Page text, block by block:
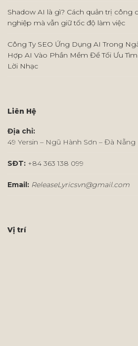
Shadow AI là gì? Cách quản trị công
nghiệp mà vẫn giữ tốc độ làm việc
Công Ty SEO Ứng Dụng AI Trong
Hợp AI Vào Phần Mềm Để Tối Ưu
Lời Nhạc
Liên Hệ
Địa chỉ:
49 Yersin – Ngũ Hành Sơn – Đà Nẵng
SĐT: +84 363 138 099
Email: ReleaseLyricsvn@gmail.com
Vị trí